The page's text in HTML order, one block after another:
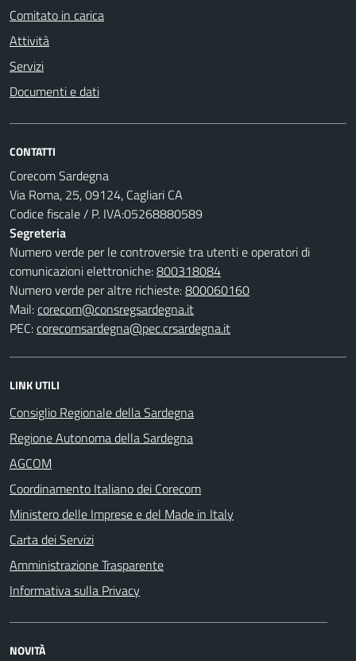
Comitato in carica
Attività
Servizi
Documenti e dati
CONTATTI
Corecom Sardegna
Via Roma, 25, 09124, Cagliari CA
Codice fiscale / P. IVA:05268880589
Segreteria
Numero verde per le controversie tra utenti e operatori di
comunicazioni elettroniche:800318084
Numero verde per altre richieste:800060160
Mail:corecom@consregsardegna.it
PEC:corecomsardegna@pec.crsardegna.it
LINK UTILI
Consiglio Regionale della Sardegna
Regione Autonoma della Sardegna
AGCOM
Coordinamento Italiano dei Corecom
Ministero delle Imprese e del Made in Italy
Carta dei Servizi
Amministrazione Trasparente
Informativa sulla Privacy
NOVITÀ